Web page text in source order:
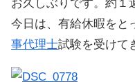
お久しぶりです。約１
今日は、有給休暇をと
事代理士試験を受けて